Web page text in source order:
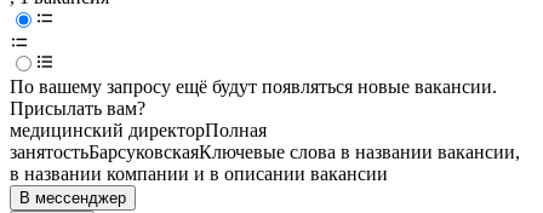
По вашему запросу ещё будут появляться новые вакансии.
Присылать вам?
медицинский директорПолная
занятостьБарсуковскаяКлючевые слова в названии вакансии,
в названии компании и в описании вакансии
В мессенджер